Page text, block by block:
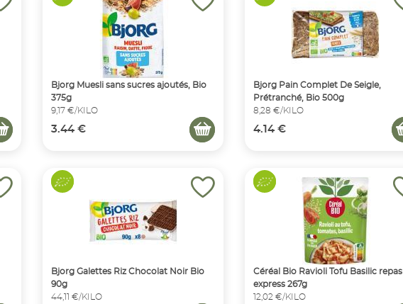
Bjorg Muesli sans sucres ajoutés, Bio
375g
9,17 €/KILO
3.44 €
Bjorg Pain Complet De Seigle,
Prétranché, Bio 500g
8,28 €/KILO
4.14 €
Bjorg Galettes Riz Chocolat Noir Bio
90g
44,11 €/KILO
Céréal Bio Ravioli Tofu Basilic repas
express 267g
12,02 €/KILO